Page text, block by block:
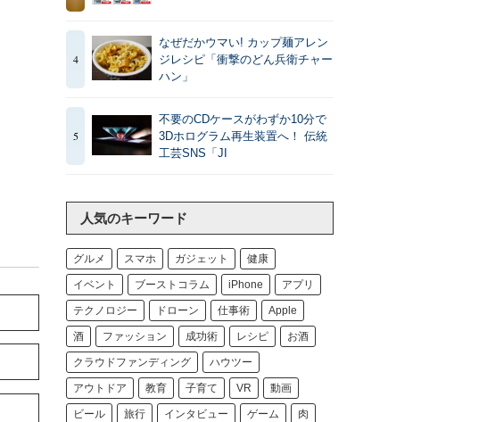
4
なぜだかウマい! カップ麺アレン
ジレシピ「衝撃のどん兵衛チャー
ハン」
5
不要のCDケースがわずか10分で
3Dホログラム再生装置へ！ 伝統
工芸SNS「JI
人気のキーワード
グルメ スマホ ガジェット 健康
イベント ブーストコラム iPhone アプリ
テクノロジー ドローン 仕事術 Apple
酒 ファッション 成功術 レシピ お酒
クラウドファンディング ハウツー
アウトドア 教育 子育て VR 動画
ビール 旅行 インタビュー ゲーム 肉